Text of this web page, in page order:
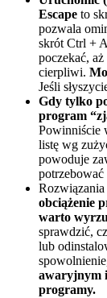
Escape to
pozwala
skrót Ctrl +
poczekać,
cierpliwi.
Jeśli
Gdy tylko
program
Powinniście
listę wg
powoduje
Rozwiązania
obciążenie
warto
sprawdzić,
lub
awaryjnym
programy.